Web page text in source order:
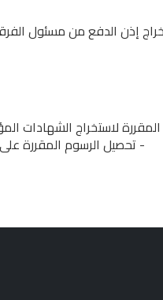
إذن الدفع من مسئول
لاستخراج الشهادات
- تحصيل الرسوم المقررة على